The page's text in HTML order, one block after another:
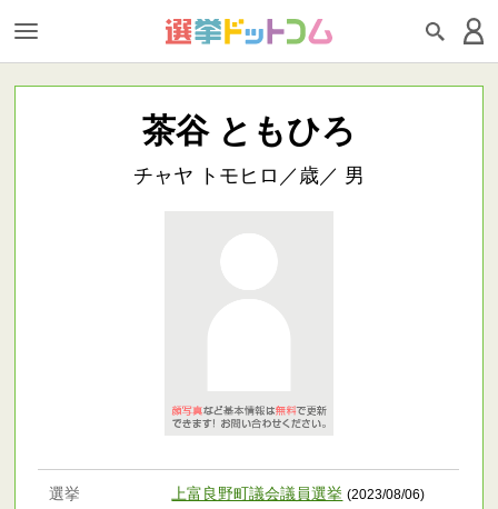
茶谷 ともひろ
チャヤ トモヒロ／歳／ 男
選挙 上富良野町議会議員選挙 (2023/08/06)